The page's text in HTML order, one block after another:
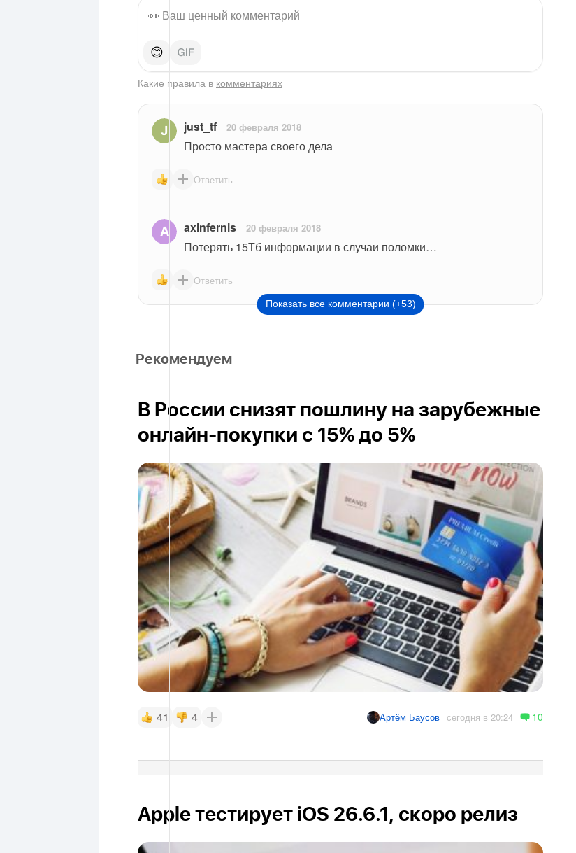
😊
Какие правила в комментариях
just_tf 20 февраля 2018
Просто мастера своего дела
Ответить
axinfernis 20 февраля 2018
Потерять 15Тб информации в случаи поломки…
Ответить
Показать все комментарии (+53)
Рекомендуем
В России снизят пошлину на зарубежные
онлайн-покупки с 15% до 5%
41 4 Артём Баусов сегодня в 20:24 10
Apple тестирует iOS 26.6.1, скоро релиз